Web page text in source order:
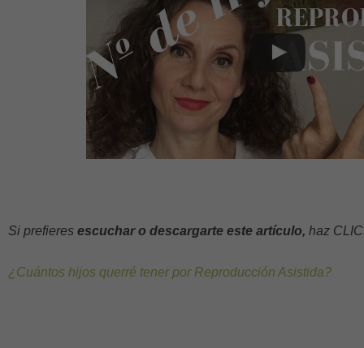
Si prefieres escuchar o descargarte este artículo, haz
¿Cuántos hijos querré tener por Reproducción Asistida?